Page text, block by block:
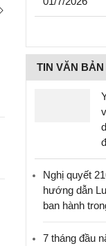
TIN VĂN
Nghị quyết
hướng dẫn
ban hành
7 tháng đầu